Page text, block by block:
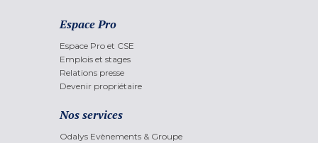
Espace Pro
Espace Pro et CSE
Emplois et stages
Relations presse
Devenir propriétaire
Nos services
Odalys Evènements & Groupe